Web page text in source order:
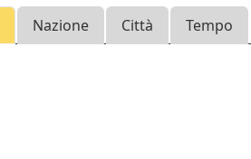
Nazione Città Tempo